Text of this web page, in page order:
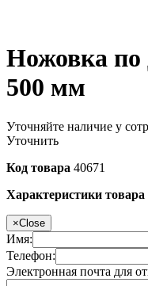
Ножовка
500 мм
Уточняйте наличие у
Уточнить
Код товара 40671
Характеристики товара
×Close
Имя:
Телефон:
Электронная почта для